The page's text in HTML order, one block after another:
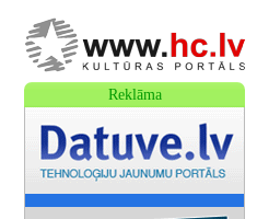
Reklāma